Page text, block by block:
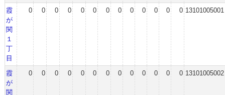
霞
が
関
１
丁
目
0 0 0 0 0 0 0 0 0 0 0 0 0 13101005001
霞
が
関
0 0 0 0 0 0 0 0 0 0 0 0 0 13101005002